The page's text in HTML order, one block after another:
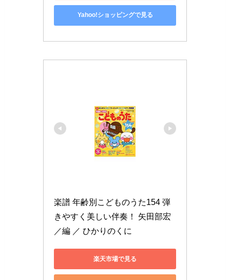
Yahoo!ショッピングで見る
楽譜 年齢別こどものうた154 弾
きやすく美しい伴奏！ 矢田部宏
／編 ／ ひかりのくに
楽天市場で見る